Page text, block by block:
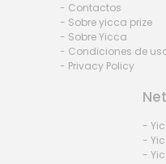
- Contactos
- Sobre yicca prize
- Sobre Yicca
- Condiciones de
- Privacy Policy
-
-
-